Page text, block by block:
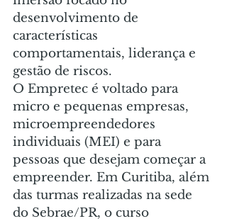
desenvolvimento de
características
comportamentais, liderança e
gestão de riscos.
O Empretec é voltado para
micro e pequenas empresas,
microempreendedores
individuais (MEI) e para
pessoas que desejam começar a
empreender. Em Curitiba, além
das turmas realizadas na sede
do Sebrae/PR, o curso